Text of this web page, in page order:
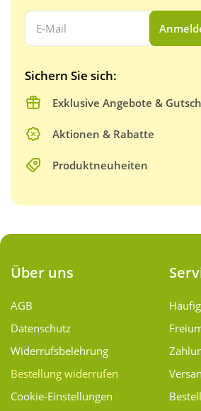
Ihre E-Mail Adresse:
Sichern Sie sich:
Exklusive Angebote &
Aktionen & Rabatte
Produktneuheiten
Über uns
AGB
Datenschutz
Widerrufsbelehrung
Bestellung widerrufen
Cookie-Einstellungen